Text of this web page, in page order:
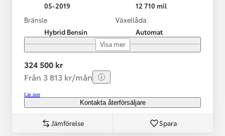
05-2019
12 710 mil
Bränsle
Hybrid Bensin
Växellåda
Automat
Visa mer
324 500 kr
Från 3 813 kr/mån
Läs mer
Kontakta återförsäljare
Jämförelse Spara